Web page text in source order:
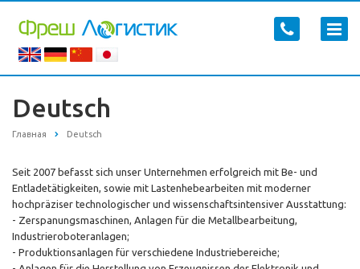
Deutsch
Главная Deutsch
Seit 2007 befasst sich unser Unternehmen erfolgreich mit Be- und
Entladetätigkeiten, sowie mit Lastenhebearbeiten mit moderner
hochpräziser technologischer und wissenschaftsintensiver Ausstattung:
- Zerspanungsmaschinen, Anlagen für die Metallbearbeitung,
Industrieroboteranlagen;
- Produktionsanlagen für verschiedene Industriebereiche;